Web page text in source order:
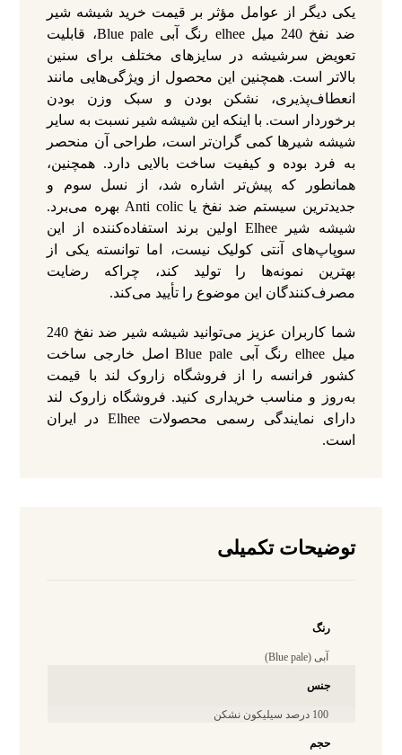
یکی دیگر از عوامل مؤثر بر قیمت خرید شیشه شیر
ضد نفخ 240 میل elhee رنگ آبی Blue pale، قابلیت
تعویض سرشیشه در سایزهای مختلف برای سنین
بالاتر است. همچنین این محصول از ویژگی‌هایی مانند
انعطاف‌پذیری، نشکن بودن و سبک وزن بودن
برخوردار است. با اینکه این شیشه شیر نسبت به سایر
شیشه شیرها کمی گران‌تر است، طراحی آن منحصر
به فرد بوده و کیفیت ساخت بالایی دارد. همچنین،
همانطور که پیش‌تر اشاره شد، از نسل سوم و
جدیدترین سیستم ضد نفخ یا Anti colic بهره می‌برد.
شیشه شیر Elhee اولین برند استفاده‌کننده از این
سوپاپ‌های آنتی کولیک نیست، اما توانسته یکی از
بهترین نمونه‌ها را تولید کند، چراکه رضایت
مصرف‌کنندگان این موضوع را تأیید می‌کند.
شما کاربران عزیز می‌توانید شیشه شیر ضد نفخ 240
میل elhee رنگ آبی Blue pale اصل خارجی ساخت
کشور فرانسه را از فروشگاه زاروک لند با قیمت
به‌روز و مناسب خریداری کنید. فروشگاه زاروک لند
دارای نمایندگی رسمی محصولات Elhee در ایران
است.
توضیحات تکمیلی
رنگ
آبی (Blue pale)
جنس
100 درصد سیلیکون نشکن
حجم